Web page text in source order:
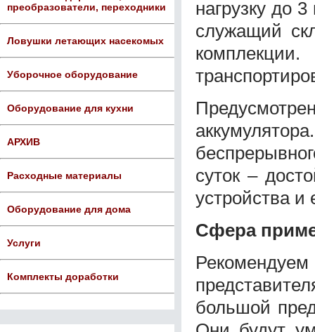
преобразователи, переходники
Ловушки летающих насекомых
Уборочное оборудование
Оборудование для кухни
АРХИВ
Расходные материалы
Оборудование для дома
Услуги
Комплекты доработки
нагрузку до
служащий
суток –
устройства и
Сфера
большой